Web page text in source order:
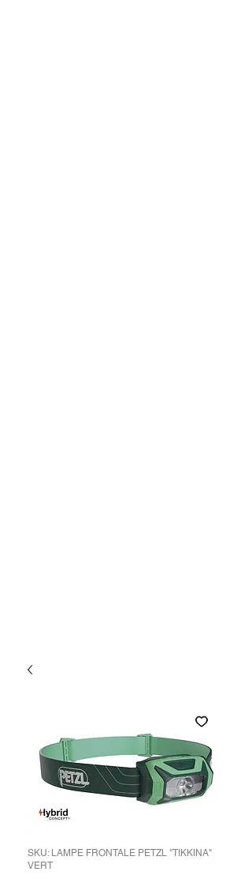
SKU: LAMPE FRONTALE PETZL "TIKKINA"
VERT